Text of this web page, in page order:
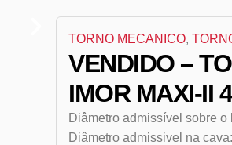
TORNO MECANICO,
VENDIDO –
IMOR MAXI-II
Diâmetro admissível sobre o
Diâmetro admissivel na